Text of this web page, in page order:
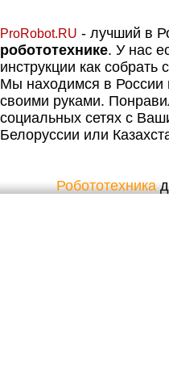
ProRobot.RU - лучший в
робототехнике. У нас
инструкции как
Мы находимся в России
своими руками.
социальных сетях с
Белоруссии или
Робототехника